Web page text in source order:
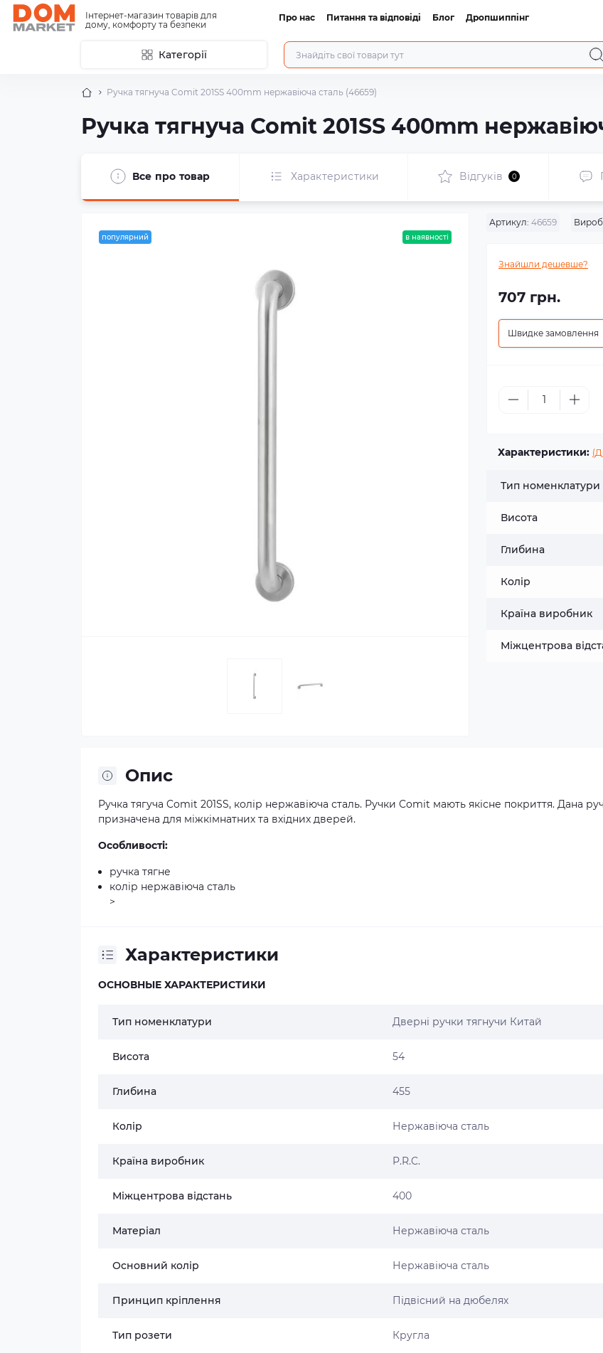
Інтернет-магазин товарів для
дому, комфорту та безпеки
Про нас Питання та відповіді Блог Дропшиппінг
Категорії
Ручка тягнуча Comit 201SS 400mm нержавіюча сталь (46659)
Ручка тягнуча Comit 201SS 400mm
Все про товар Характеристики Відгуків 0
популярний в наявності
Артикул: 46659
Знайшли дешевше?
707 грн.
Швидке замовлення
Характеристики:
Тип номенклатури
Висота
Глибина
Колір
Країна виробник
Міжцентрова
Опис
Ручка тягуча Comit 201SS, колір нержавіюча сталь. Ручки Comit мають якісне покриття. Дана
призначена для міжкімнатних та вхідних дверей.
Особливості:
ручка тягне
колір нержавіюча сталь
>
Характеристики
ОСНОВНЫЕ ХАРАКТЕРИСТИКИ
Тип номенклатури Дверні ручки тягнучи Китай
Висота 54
Глибина 455
Колір Нержавіюча сталь
Країна виробник P.R.C.
Міжцентрова відстань 400
Матеріал Нержавіюча сталь
Основний колір Нержавіюча сталь
Принцип кріплення Підвісний на дюбелях
Тип розети Кругла